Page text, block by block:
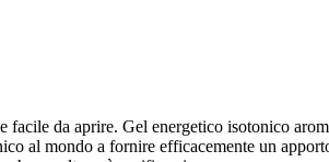
da aprire. Gel energetico isotonico
al mondo a fornire efficacemente un